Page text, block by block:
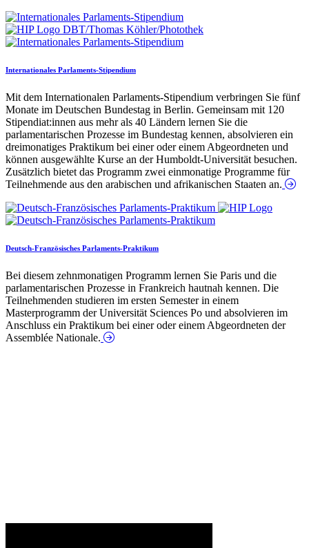
Internationales Parlaments-Stipendium
Mit dem Internationalen Parlaments-Stipendium verbringen Sie fünf
Monate im Deutschen Bundestag in Berlin. Gemeinsam mit 120
Stipendiat:innen aus mehr als 40 Ländern lernen Sie die
parlamentarischen Prozesse im Bundestag kennen, absolvieren ein
dreimonatiges Praktikum bei einer oder einem Abgeordneten und
können ausgewählte Kurse an der Humboldt-Universität besuchen.
Zusätzlich bietet das Programm zwei einmonatige Programme für
Teilnehmende aus den arabischen und afrikanischen Staaten an.
Deutsch-Französisches Parlaments-Praktikum
Bei diesem zehnmonatigen Programm lernen Sie Paris und die
parlamentarischen Prozesse in Frankreich hautnah kennen. Die
Teilnehmenden studieren im ersten Semester in einem
Masterprogramm der Universität Sciences Po und absolvieren im
Anschluss ein Praktikum bei einer oder einem Abgeordneten der
Assemblée Nationale.